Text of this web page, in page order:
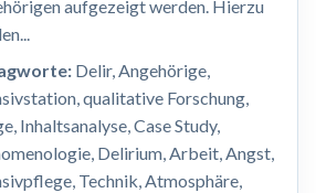
aufgezeigt werden. Hierzu
Delir, Angehörige,
qualitative Forschung,
Inhaltsanalyse, Case Study,
Delirium, Arbeit, Angst,
Technik, Atmosphäre,